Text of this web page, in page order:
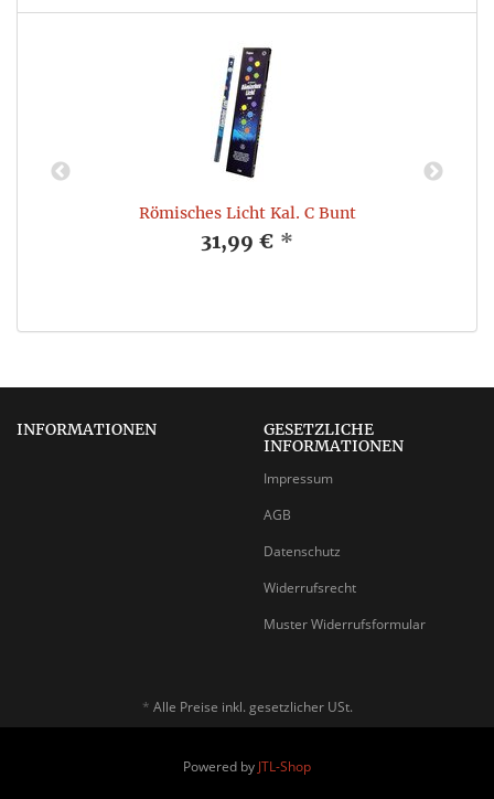
Römisches Licht Kal. C Bunt
31,99 € *
INFORMATIONEN
GESETZLICHE
INFORMATIONEN
Impressum
AGB
Datenschutz
Widerrufsrecht
Muster Widerrufsformular
* Alle Preise inkl. gesetzlicher USt.
Powered by JTL-Shop